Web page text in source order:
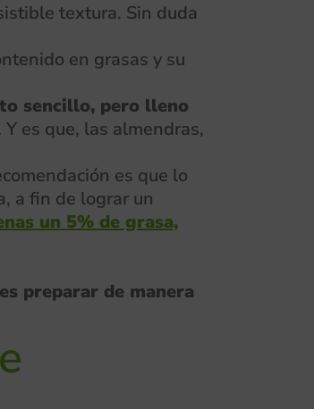
textura. Sin duda
en grasas y su
sencillo, pero lleno
Y es que, las almendras,
es que lo
a fin de lograr un
un 5% de grasa,
preparar de manera